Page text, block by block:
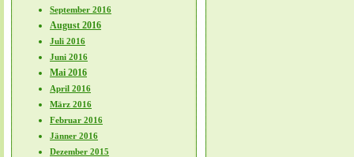
September 2016
August 2016
Juli 2016
Juni 2016
Mai 2016
April 2016
März 2016
Februar 2016
Jänner 2016
Dezember 2015